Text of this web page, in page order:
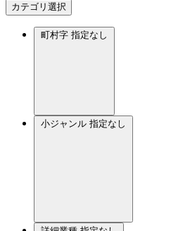
カテゴリ選択
町村字 指定なし
小ジャンル 指定なし